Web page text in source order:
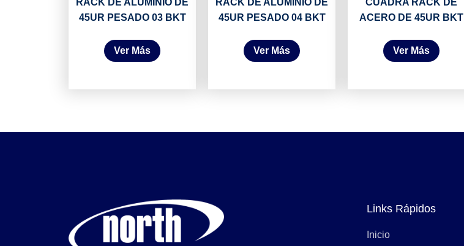
RACK DE ALUMINIO DE
45UR PESADO 03 BKT
Ver Más
RACK DE ALUMINIO DE
45UR PESADO 04 BKT
Ver Más
CUADRA RACK DE
ACERO DE 45UR BKT
Ver Más
Links Rápidos
Inicio